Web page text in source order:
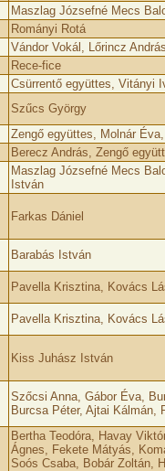
Maszlag Józsefné Mecs
Rományi Rotá
Vándor Vokál, Lőrincz
Rece-fice
Csürrentő együttes, Vitányi
Szűcs György
Zengő együttes, Molnár
Berecz András, Zengő
Maszlag Józsefné Mecs
István
Farkas Dániel
Barabás István
Pavella Krisztina, Kovács
Pavella Krisztina, Kovács
Kiss Juhász István
Szőcsi Anna, Gábor Éva,
Burcsa Péter, Ajtai Kálmán,
Bertha Teodóra, Havay
Ágnes, Fekete Mátyás,
Soós Csaba, Bobár Zoltán,